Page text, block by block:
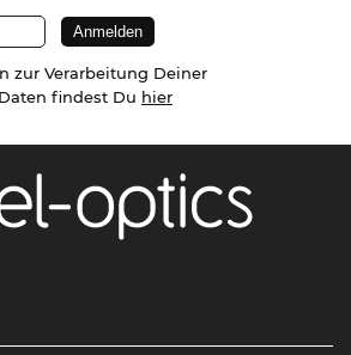
zur Verarbeitung Deiner
findest Du hier